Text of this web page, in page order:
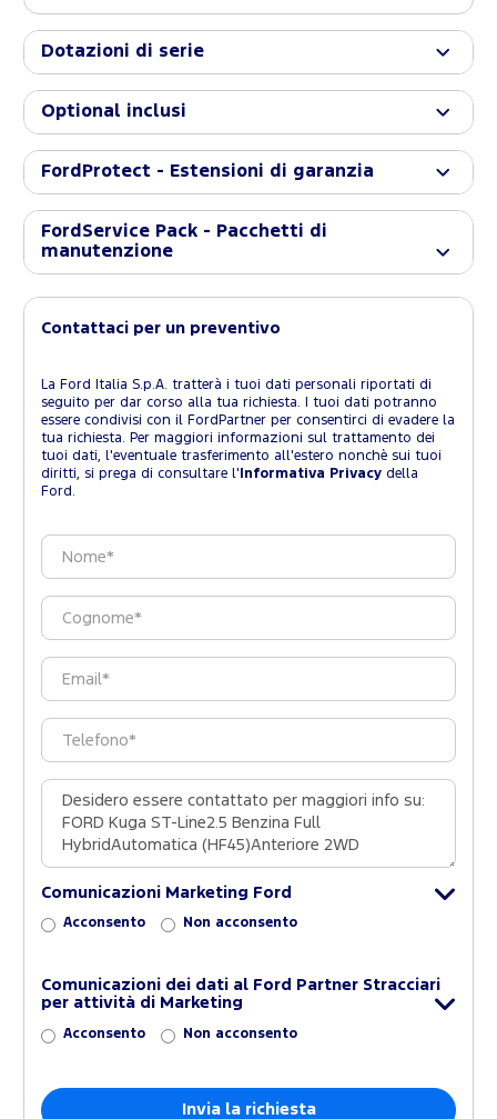
Dotazioni di serie
Optional inclusi
FordProtect - Estensioni di garanzia
FordService Pack - Pacchetti di
manutenzione
Contattaci per un preventivo
La Ford Italia S.p.A. tratterà i tuoi dati personali riportati di
seguito per dar corso alla tua richiesta. I tuoi dati potranno
essere condivisi con il FordPartner per consentirci di evadere la
tua richiesta. Per maggiori informazioni sul trattamento dei
tuoi dati, l'eventuale trasferimento all'estero nonchè sui tuoi
diritti, si prega di consultare l' Informativa Privacy della
Ford.
Comunicazioni Marketing Ford
Acconsento Non acconsento
Comunicazioni dei dati al Ford Partner Stracciari
per attività di Marketing
Acconsento Non acconsento